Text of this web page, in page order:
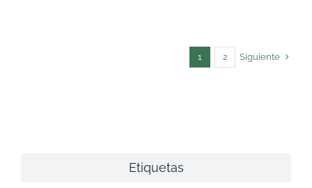
1 2 Siguiente
Etiquetas